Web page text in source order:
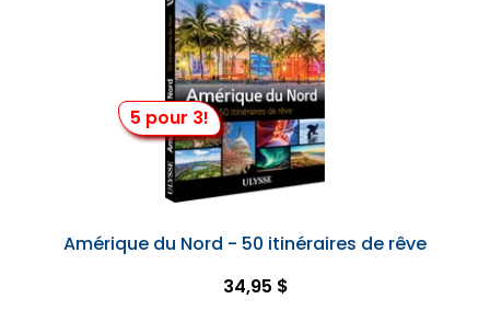
5 pour 3!
Amérique du Nord - 50 itinéraires de rêve
34,95 $